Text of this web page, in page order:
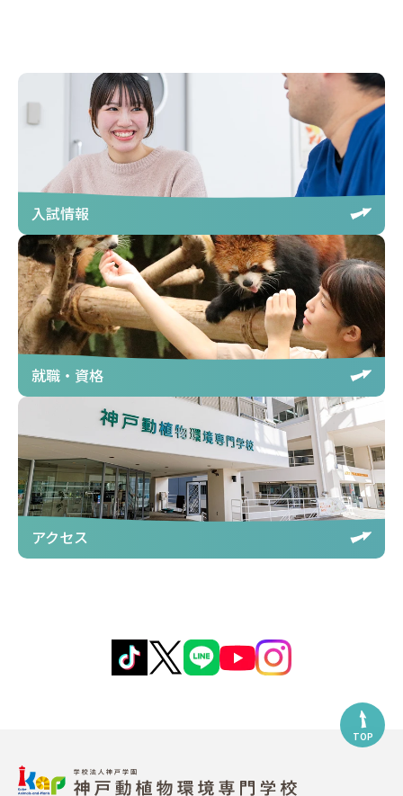
入試情報
就職・資格
アクセス
TOP